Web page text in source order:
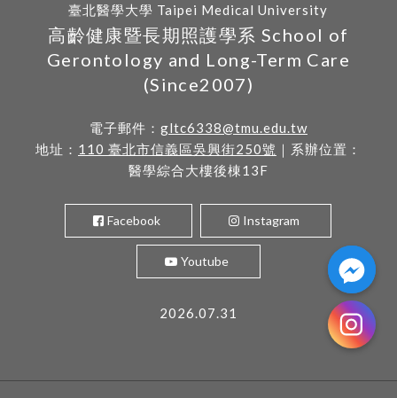
臺北醫學大學 Taipei Medical University
高齡健康暨長期照護學系 School of
Gerontology and Long-Term Care
(Since2007)
電子郵件： gltc6338@tmu.edu.tw
地址： 110 臺北市信義區吳興街250號 ｜系辦位置：
醫學綜合大樓後棟13F
Facebook Instagram
Youtube
2026.07.31